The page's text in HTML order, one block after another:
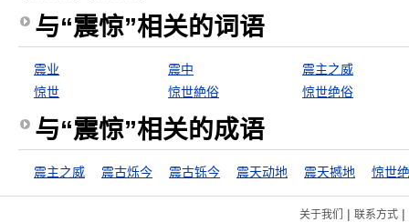
与“震惊”相关的词语
震业 震中
震主之威
惊世
惊世絶俗 惊世绝俗
与“震惊”相关的成语
震主之威 震古烁今 震古铄今 震天动地 震天撼地 惊世
关于我们 | 联系方式|